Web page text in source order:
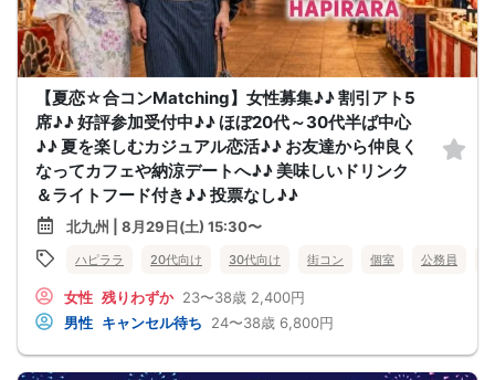
【夏恋☆合コンMatching】女性募集♪♪ 割引アト5
席♪♪ 好評参加受付中♪♪ ほぼ20代～30代半ば中心
♪♪ 夏を楽しむカジュアル恋活♪♪ お友達から仲良く
なってカフェや納涼デートへ♪♪ 美味しいドリンク
＆ライトフード付き♪♪ 投票なし♪♪
北九州 | 8月29日(土) 15:30〜
ハピララ 20代向け 30代向け 街コン 個室 公務員
女性 残りわずか 23〜38歳 2,400円
男性 キャンセル待ち 24〜38歳 6,800円